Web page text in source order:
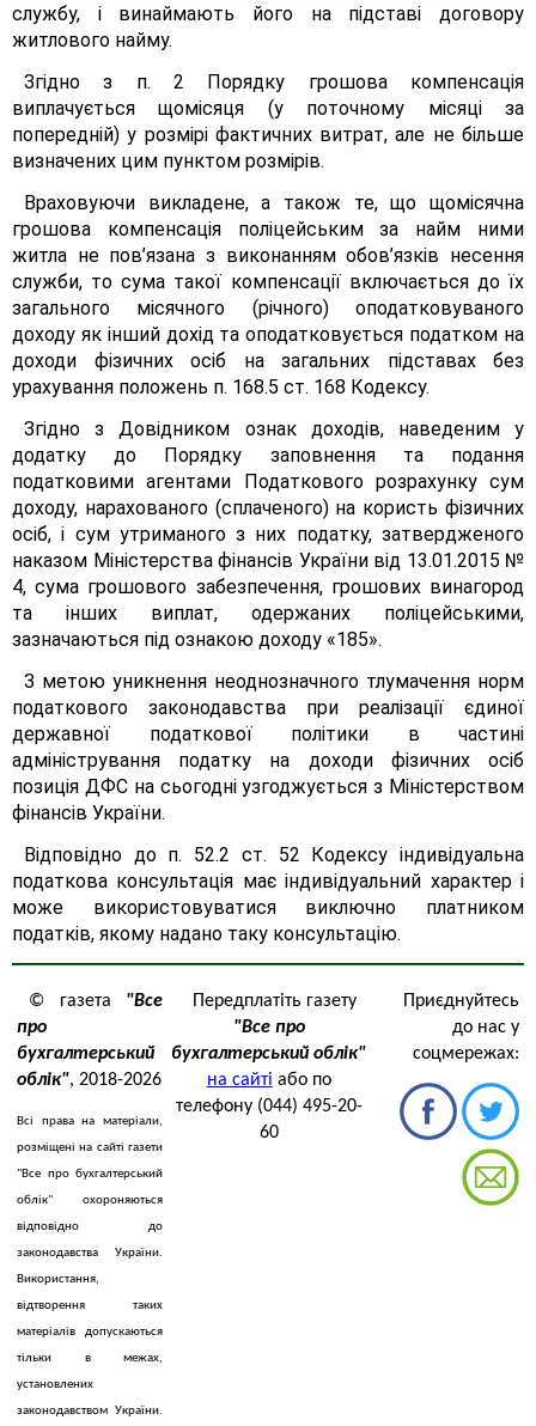
службу, і винаймають його на підставі договору
житлового найму.
Згідно з п. 2 Порядку грошова компенсація
виплачується щомісяця (у поточному місяці за
попередній) у розмірі фактичних витрат, але не більше
визначених цим пунктом розмірів.
Враховуючи викладене, а також те, що щомісячна
грошова компенсація поліцейським за найм ними
житла не пов’язана з виконанням обов’язків несення
служби, то сума такої компенсації включається до їх
загального місячного (річного) оподатковуваного
доходу як інший дохід та оподатковується податком на
доходи фізичних осіб на загальних підставах без
урахування положень п. 168.5 ст. 168 Кодексу.
Згідно з Довідником ознак доходів, наведеним у
додатку до Порядку заповнення та подання
податковими агентами Податкового розрахунку сум
доходу, нарахованого (сплаченого) на користь фізичних
осіб, і сум утриманого з них податку, затвердженого
наказом Міністерства фінансів України від 13.01.2015 №
4, сума грошового забезпечення, грошових винагород
та інших виплат, одержаних поліцейськими,
зазначаються під ознакою доходу «185».
З метою уникнення неоднозначного тлумачення норм
податкового законодавства при реалізації єдиної
державної податкової політики в частині
адміністрування податку на доходи фізичних осіб
позиція ДФС на сьогодні узгоджується з Міністерством
фінансів України.
Відповідно до п. 52.2 ст. 52 Кодексу індивідуальна
податкова консультація має індивідуальний характер і
може використовуватися виключно платником
податків, якому надано таку консультацію.
© газета "Все
про
бухгалтерський
облік", 2018-2026
Всі права на матеріали,
розміщені на сайті газети
"Все про бухгалтерський
облік" охороняються
відповідно до
законодавства України.
Використання,
відтворення таких
матеріалів допускаються
тільки в межах,
установлених
законодавством України.
Передплатіть газету
"Все про
бухгалтерський облік"
на сайті або по
телефону (044) 495-20-
60
Приєднуйтесь
до нас у
соцмережах: